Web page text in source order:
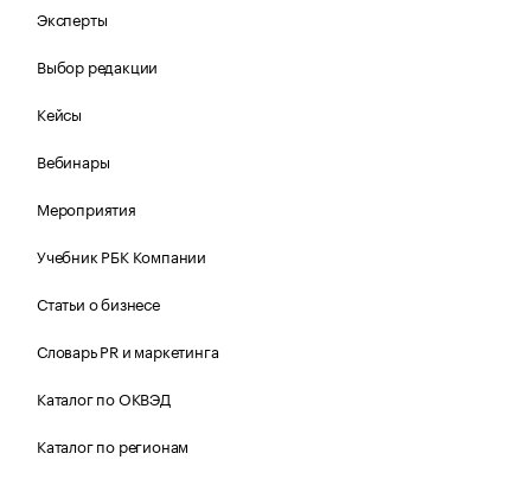
Эксперты
Выбор редакции
Кейсы
Вебинары
Мероприятия
Учебник РБК Компании
Статьи о бизнесе
Словарь PR и маркетинга
Каталог по ОКВЭД
Каталог по регионам